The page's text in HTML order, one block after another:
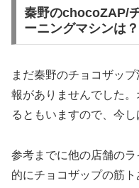
秦野のchocoZAP/
ーニングマシンは？
まだ秦野のチョコザッ
報がありませんでした
るともいますので、今し
参考までに他の店舗の
的にチョコザップの筋